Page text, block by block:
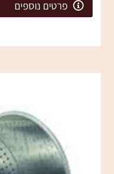
פרטים נוספים